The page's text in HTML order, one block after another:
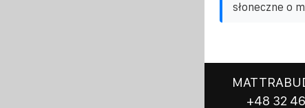
słoneczne o
+48 32